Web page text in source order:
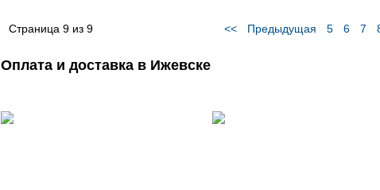
Страница 9 из 9 << Предыдущая 5 6 7
Оплата и доставка в Ижевске